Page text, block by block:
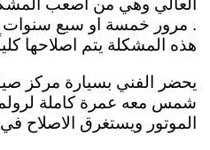
العالي وهي من اصعب
. مرور خمسة او سبع سنوات
هذه المشكلة يتم اصلاحها
يحضر الفني بسيارة مركز
شمس معه عمرة كاملة
الموتور ويستغرق الاصلاح